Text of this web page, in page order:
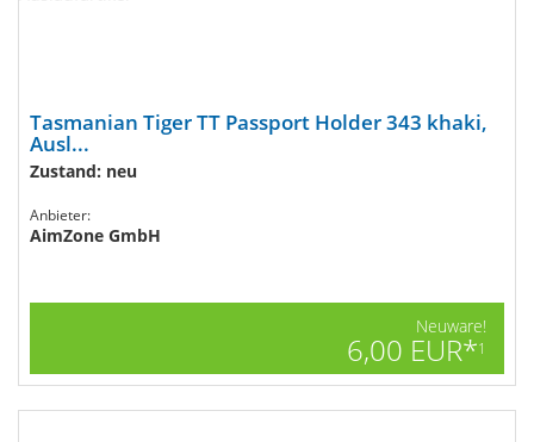
Tasmanian Tiger TT Passport Holder 343 khaki,
Ausl...
Zustand: neu
Anbieter:
AimZone GmbH
Neuware!
6,00 EUR*1